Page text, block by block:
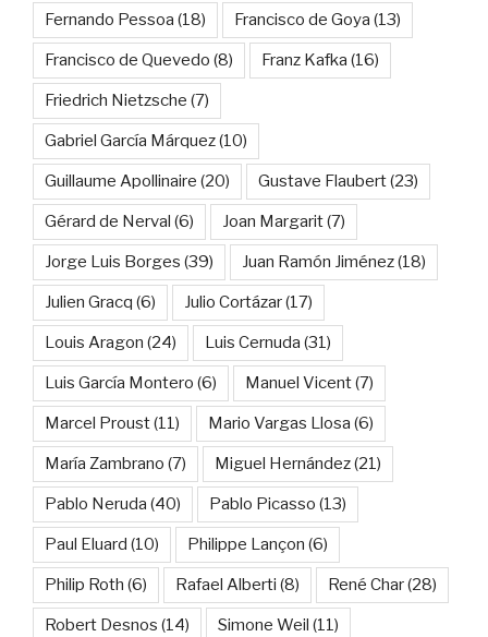
Fernando Pessoa (18) Francisco de Goya (13)
Francisco de Quevedo (8) Franz Kafka (16)
Friedrich Nietzsche (7)
Gabriel García Márquez(10)
Guillaume Apollinaire (20) Gustave Flaubert(23)
Gérard de Nerval (6) Joan Margarit(7)
Jorge Luis Borges (39) Juan Ramón Jiménez(18)
Julien Gracq (6) Julio Cortázar(17)
Louis Aragon (24) Luis Cernuda (31)
Luis García Montero (6) Manuel Vicent(7)
Marcel Proust(11) Mario Vargas Llosa (6)
María Zambrano (7) Miguel Hernández(21)
Pablo Neruda (40) Pablo Picasso (13)
Paul Eluard (10) Philippe Lançon (6)
Philip Roth (6) Rafael Alberti (8) René Char(28)
Robert Desnos (14) Simone Weil (11)